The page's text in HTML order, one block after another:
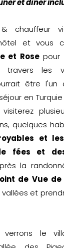
et dîner
chauffeur
et vous
et Rosepour
travers les
être l'un
en
quelques
et
fées et
la
de Vue de
et
verrons le